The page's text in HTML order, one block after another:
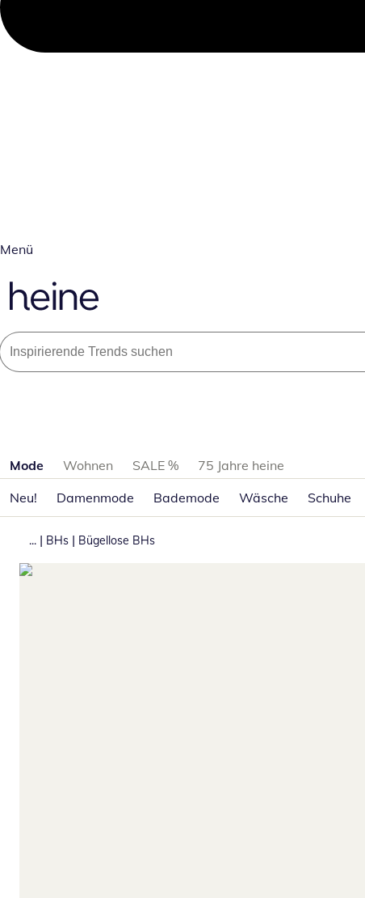
Menü
Produktkategorien überspringen
Mode Wohnen SALE %
75 Jahre heine
Neu!
Damenmode Bademode Wäsche Schuhe
... | BHs | Bügellose BHs